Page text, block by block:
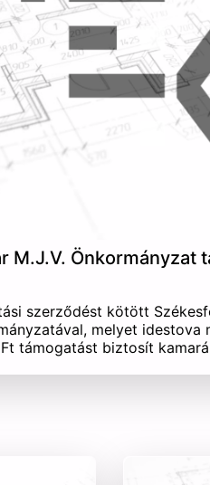
M.J.V. Önkormányzat
szerződést kötött
melyet idestova
támogatást biztosít